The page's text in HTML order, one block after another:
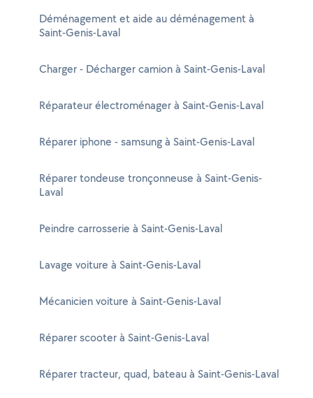
Déménagement et aide au déménagement à
Saint-Genis-Laval
Charger - Décharger camion à Saint-Genis-Laval
Réparateur électroménager à Saint-Genis-Laval
Réparer iphone - samsung à Saint-Genis-Laval
Réparer tondeuse tronçonneuse à Saint-Genis-
Laval
Peindre carrosserie à Saint-Genis-Laval
Lavage voiture à Saint-Genis-Laval
Mécanicien voiture à Saint-Genis-Laval
Réparer scooter à Saint-Genis-Laval
Réparer tracteur, quad, bateau à Saint-Genis-Laval